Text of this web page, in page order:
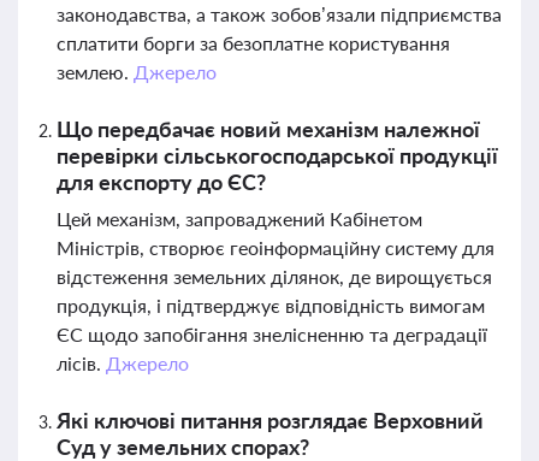
законодавства, а також зобов’язали підприємства
сплатити борги за безоплатне користування
землею. Джерело
Що передбачає новий механізм належної
перевірки сільськогосподарської продукції
для експорту до ЄС?
Цей механізм, запроваджений Кабінетом
Міністрів, створює геоінформаційну систему для
відстеження земельних ділянок, де вирощується
продукція, і підтверджує відповідність вимогам
ЄС щодо запобігання знелісненню та деградації
лісів. Джерело
Які ключові питання розглядає Верховний
Суд у земельних спорах?